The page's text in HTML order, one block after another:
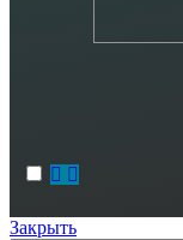
Закрыть